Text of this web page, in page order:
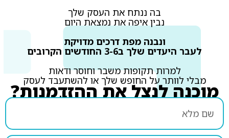
בה ננתח את העסק שלך
נבין איפה את נמצאת היום
ונבנה מפת דרכים מדויקת
לעבר היעדים שלך ב3-6 החודשים הקרובים
למרות תקופות משבר וחוסר ודאות
מבלי לוותר על החופש שלך או להשתעבד לעסק
מוכנה לנצל את ההזדמנות?
השאירי פרטים לתיאום הפגישה ללא עלות: